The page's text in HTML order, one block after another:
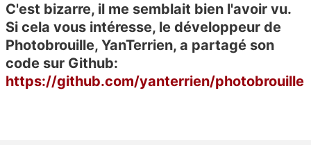
C'est bizarre, il me semblait bien l'avoir vu.
Si cela vous intéresse, le développeur de
Photobrouille, YanTerrien, a partagé son
code sur Github:
https://github.com/yanterrien/photobrouille